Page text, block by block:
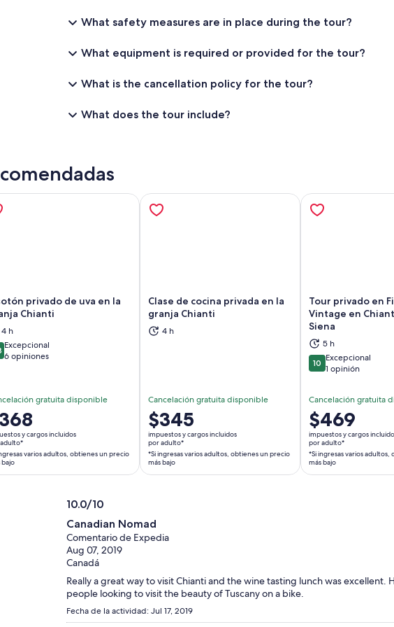
What safety measures are in place during the tour?
What equipment is required or provided for the tour?
What is the cancellation policy for the tour?
What does the tour include?
pestaña
privado de uva en la
Chianti
4 h
de 10
Excepcional
6 opiniones
gratuita disponible
y cargos incluidos
varios adultos, obtienes un precio
bajo
Se abrirá en una nueva pestaña
Clase de cocina privada en la
granja Chianti
4 h
Cancelación gratuita disponible
El
precio
es
de
$345.
*Si
ingresas
obtienes
un
precio
más
$345
impuestos y cargos incluidos
por adulto*
*Si ingresas varios adultos, obtienes un precio
más bajo
Se abrirá en una nueva pestaña
Tour privado en
Vintage en
Siena
5 h
1010 de 10
Excepcional
1 opinión
Cancelación gratuita
El
precio
es
de
$469.
obtienes
más
$469
impuestos y cargos
por adulto*
*Si ingresas varios
más bajo
10.0/10
10.0
de
10
Canadian Nomad
Comentario de Expedia
Aug 07, 2019
Canadá
Really a great way to visit Chianti and the wine tasting lunch was
people looking to visit the beauty of Tuscany on a bike.
Fecha de la actividad: Jul 17, 2019